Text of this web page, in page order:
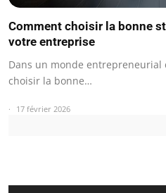
Comment choisir la bonne
votre entreprise
Dans un monde entrepreneurial
choisir la bonne…
17 février 2026